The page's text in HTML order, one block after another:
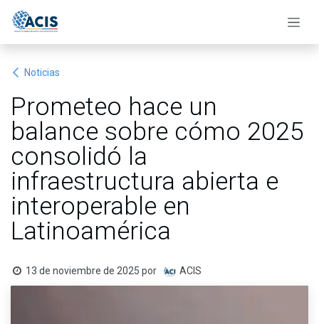
Noticias
Prometeo hace un
balance sobre cómo 2025
consolidó la
infraestructura abierta e
interoperable en
Latinoamérica
13 de noviembre de 2025 por ACIS